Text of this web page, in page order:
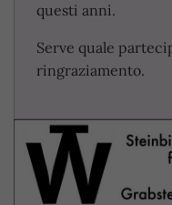
questi anni.
Serve quale
ringraziamento.